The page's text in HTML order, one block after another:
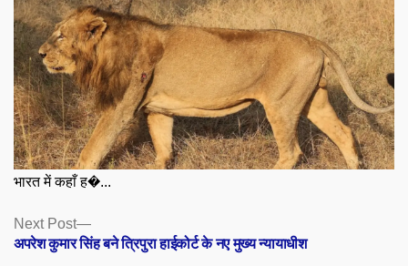
भारत में कहाँ ह�...
Posts
navigation
Next Post
Next
post:
अपरेश कुमार सिंह बने त्रिपुरा हाईकोर्ट के नए मुख्य न्यायाधीश